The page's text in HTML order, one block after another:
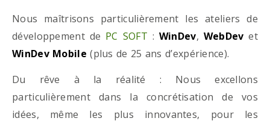
Nous maîtrisons particulièrement les ateliers de
développement de PC SOFT : WinDev, WebDev et
WinDev Mobile (plus de 25 ans d’expérience).
Du rêve à la réalité : Nous excellons
particulièrement dans la concrétisation de vos
idées, même les plus innovantes, pour les